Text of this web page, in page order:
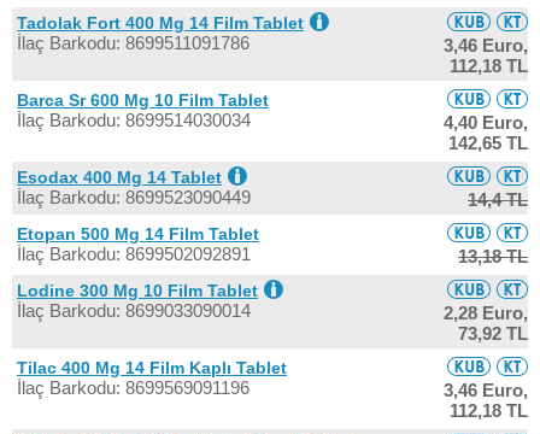
Tadolak Fort 400 Mg 14 Film Tablet
İlaç Barkodu: 8699511091786
3,46 Euro,
112,18 TL
Barca Sr 600 Mg 10 Film Tablet
İlaç Barkodu: 8699514030034
4,40 Euro,
142,65 TL
Esodax 400 Mg 14 Tablet
İlaç Barkodu: 8699523090449 14,4 TL
Etopan 500 Mg 14 Film Tablet
İlaç Barkodu: 8699502092891 13,18 TL
Lodine 300 Mg 10 Film Tablet
İlaç Barkodu: 8699033090014
2,28 Euro,
73,92 TL
Tilac 400 Mg 14 Film Kaplı Tablet
İlaç Barkodu: 8699569091196
3,46 Euro,
112,18 TL